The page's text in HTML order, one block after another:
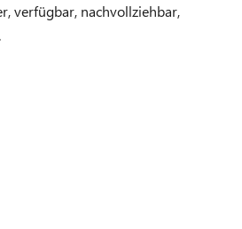
verfügbar, nachvollziehbar,